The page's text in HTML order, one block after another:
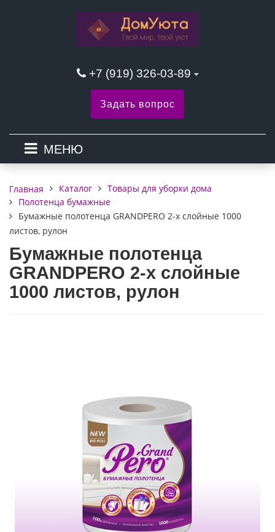
+7 (919) 326-03-89
Задать вопрос
МЕНЮ
Главная Каталог
Товары для уборки дома
Полотенца бумажные
Бумажные полотенца GRANDPERO 2-х слойные 1000
листов, рулон
Бумажные полотенца
GRANDPERO 2-х слойные
1000 листов, рулон